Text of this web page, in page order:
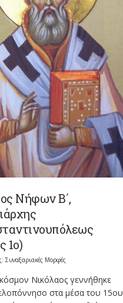
Νήφων Β΄,
1ο)
Συναξαριακές Μορφές
Νικόλαος γεννήθηκε
στα μέσα του 15ου